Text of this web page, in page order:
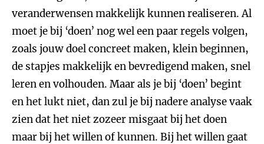
veranderwensen makkelijk kunnen realiseren. Al
moet je bij ‘doen’ nog wel een paar regels volgen,
zoals jouw doel concreet maken, klein beginnen,
de stapjes makkelijk en bevredigend maken, snel
leren en volhouden. Maar als je bij ‘doen’ begint
en het lukt niet, dan zul je bij nadere analyse vaak
zien dat het niet zozeer misgaat bij het doen
maar bij het willen of kunnen. Bij het willen gaat